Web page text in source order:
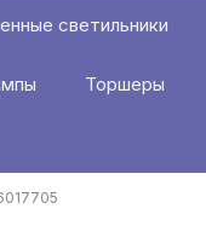
светильники
Торшеры